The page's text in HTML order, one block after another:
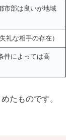
市部は良いが地域
礼な相手の存在）
件によっては高
たものです。